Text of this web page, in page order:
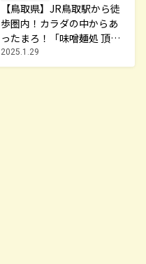
【鳥取県】JR鳥取駅から徒
歩圏内！カラダの中からあ
ったまろ！「味噌麺処 頂」
で濃厚味噌ラーメンをいた
だきま～す♪
2025.1.29